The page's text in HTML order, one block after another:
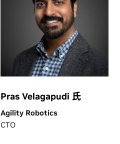
Pras Velagapudi 氏
Agility Robotics
CTO